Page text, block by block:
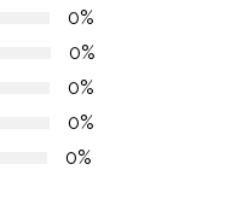
0%
0%
0%
0%
0%